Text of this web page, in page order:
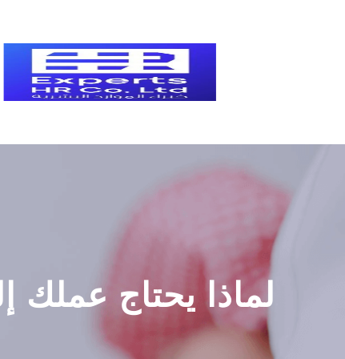
لماذا يحتاج عملك